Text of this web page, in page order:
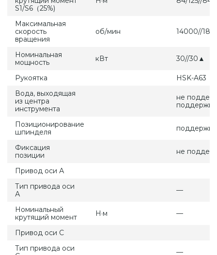
S1/S6（25%)
Максимальная
скорость
вращения
об/мин 14000//
Номинальная
мощность
кВт 30//30▲
Рукоятка
HSK-A63
Вода, выходящая
из центра
инструмента
не
Позиционирование
шпинделя
Фиксация
позиции
не
Привод оси А
Тип привода оси
А
—
Номинальный
крутящий момент
Н·м —
Привод оси С
Тип привода оси
—